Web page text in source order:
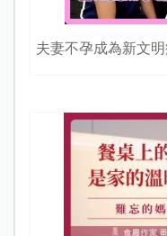
夫妻不孕成為新文